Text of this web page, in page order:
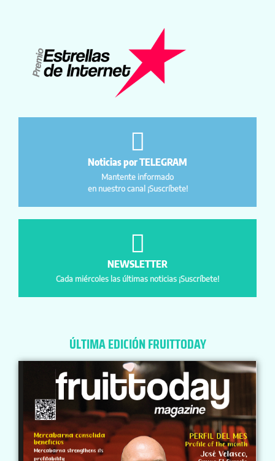
Noticias por TELEGRAM
Mantente informado
en nuestro canal ¡Suscríbete!
NEWSLETTER
Cada miércoles las últimas noticias ¡Suscríbete!
ÚLTIMA EDICIÓN FRUITTODAY